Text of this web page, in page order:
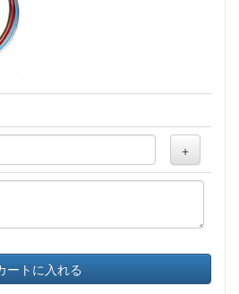
+
ートに入れる